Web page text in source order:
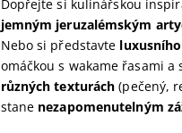
Dopřejte si kulinářskou
jemným jeruzalémským
Nebo si představte
omáčkou s wakame řasami
různých texturách (pečený,
stane nezapomenutelným